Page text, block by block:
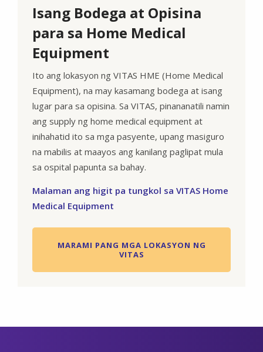
Isang Bodega at Opisina
para sa Home Medical
Equipment
Ito ang lokasyon ng VITAS HME (Home Medical
Equipment), na may kasamang bodega at isang
lugar para sa opisina. Sa VITAS, pinananatili namin
ang supply ng home medical equipment at
inihahatid ito sa mga pasyente, upang masiguro
na mabilis at maayos ang kanilang paglipat mula
sa ospital papunta sa bahay.
Malaman ang higit pa tungkol sa VITAS Home
Medical Equipment
MARAMI PANG MGA LOKASYON NG
VITAS